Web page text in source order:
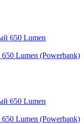
Lumen (Powerbank)
Lumen (Powerbank)